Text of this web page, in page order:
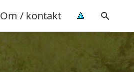
Om / kontakt